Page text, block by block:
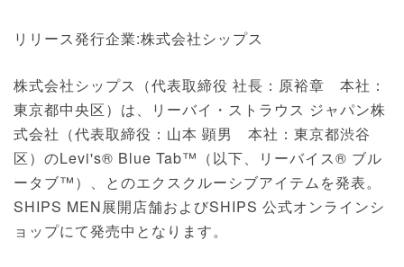
リリース発行企業:株式会社シップス
株式会社シップス（代表取締役 社長：原裕章 本社：
東京都中央区）は、リーバイ・ストラウス ジャパン株
式会社（代表取締役：山本 顕男 本社：東京都渋谷
区）のLevi's® Blue Tab™（以下、リーバイス® ブル
ータブ™）、とのエクスクルーシブアイテムを発表。
SHIPS MEN展開店舗およびSHIPS 公式オンラインシ
ョップにて発売中となります。